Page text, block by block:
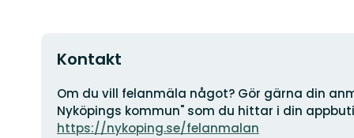
Kontakt
Adress
Om du vill felanmäla något? Gör gärna din
Nyköpings kommun" som du hittar i din
https://nykoping.se/felanmalan